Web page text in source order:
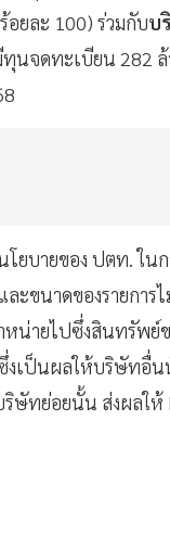
ยละ 100) ร่วมกับบ
นจดทะเบียน 282 ล้
ยบายของ ปตท. ใน
ะขนาดของรายการ
น่ายไปซึ่งสินทรัพย์
งเป็นผลให้บริษัทอื่
ษัทย่อยนั้น ส่งผลใ